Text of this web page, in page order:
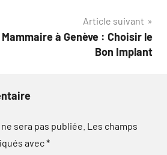
Article suivant
à Genève : Choisir le
Bon Implant
sera pas publiée. Les champs
avec*